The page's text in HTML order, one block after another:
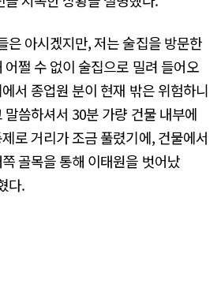
은 아시겠지만, 저는 술집을 방문한
쩔 수 없이 술집으로 밀려 들어오
서 종업원 분이 현재 밖은 위험하니
씀하셔서 30분 가량 건물 내부에
로 거리가 조금 풀렸기에, 건물에서
골목을 통해 이태원을 벗어났
다.